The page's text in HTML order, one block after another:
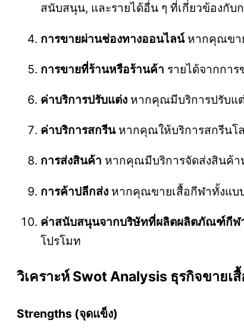
สนับสนุน, และรายได้อื่น ๆ ที่เกี่ยวข้องกับ
การขายผ่านช่องทางออนไลน์หากคุณขา
การขายที่ร้านหรือร้านค้า รายได้จากกา
ค่าบริการปรับแต่ง หากคุณมีบริการปรับแ
ค่าบริการสกรีนหากคุณให้บริการสกรีนโ
การส่งสินค้า หากคุณมีบริการจัดส่งสินค้า
การค้าปลีกส่ง หากคุณขายเสื้อกีฬาทั้งแบ
ค่าสนับสนุนจากบริษัทที่ผลิตผลิตภัณฑ์กีฬ
โปรโมท
วิเคราะห์ Swot Analysis ธุรกิจขายเ
Strengths (จุดแข็ง)